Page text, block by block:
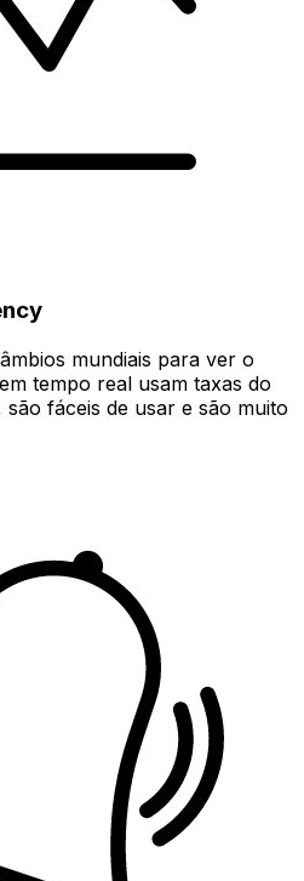
mundiais para ver o
tempo real usam taxas do
fáceis de usar e são muito